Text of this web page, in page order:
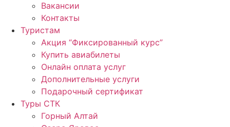
Вакансии
Контакты
Туристам
Акция “Фиксированный курс”
Купить авиабилеты
Онлайн оплата услуг
Дополнительные услуги
Подарочный сертификат
Туры СТК
Горный Алтай